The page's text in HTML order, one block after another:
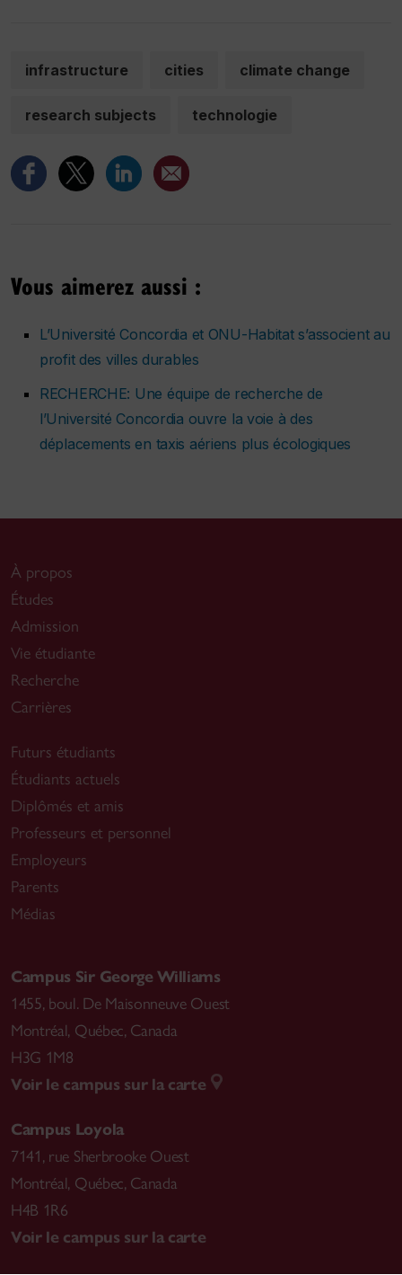
infrastructure cities climate change
research subjects technologie
Vous aimerez aussi :
L’Université Concordia et ONU-Habitat s’associent au
profit des villes durables
RECHERCHE: Une équipe de recherche de
l’Université Concordia ouvre la voie à des
déplacements en taxis aériens plus écologiques
À propos
Études
Admission
Vie étudiante
Recherche
Carrières
Futurs étudiants
Étudiants actuels
Diplômés et amis
Professeurs et personnel
Employeurs
Parents
Médias
Campus Sir George Williams
1455, boul. De Maisonneuve Ouest
Montréal, Québec, Canada
H3G 1M8
Voir le campus sur la carte
Campus Loyola
7141, rue Sherbrooke Ouest
Montréal, Québec, Canada
H4B 1R6
Voir le campus sur la carte